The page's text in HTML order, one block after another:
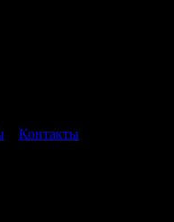
Контакты